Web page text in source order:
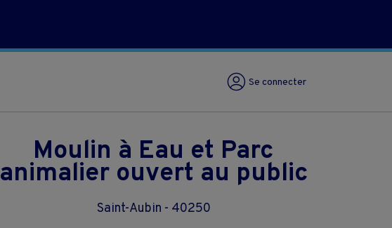
Se connecter
Moulin à Eau et Parc
animalier ouvert au public
Saint-Aubin - 40250